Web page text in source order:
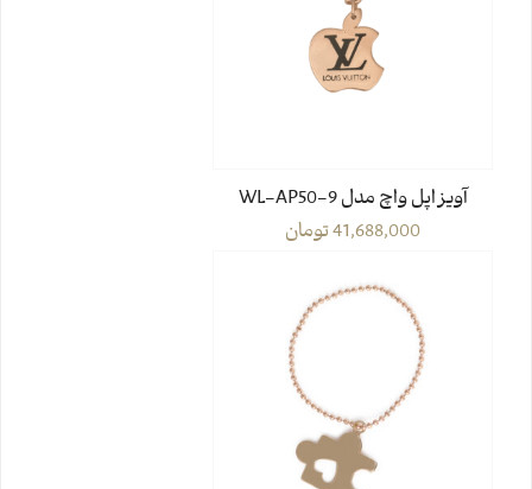
آویز اپل واچ مدل WL-AP50-9
41,688,000تومان